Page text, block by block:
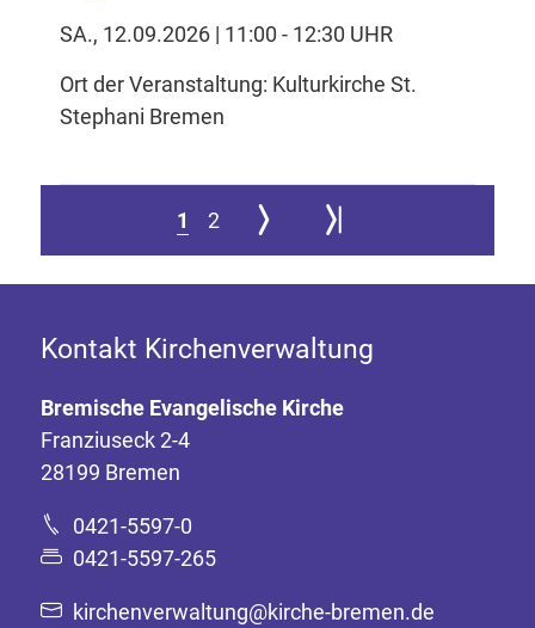
SA., 12.09.2026 | 11:00 - 12:30 UHR
Ort der Veranstaltung: Kulturkirche St.
Stephani Bremen
1 2 Zur nächsten SeiteZur letzten Seite springen
Kontakt Kirchenverwaltung
Bremische Evangelische Kirche
Franziuseck 2-4
28199 Bremen
0421-5597-0
0421-5597-265
kirchenverwaltung@kirche-bremen.de